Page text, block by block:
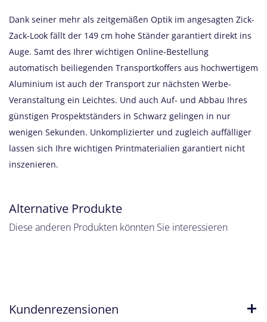
Dank seiner mehr als zeitgemäßen Optik im angesagten Zick-
Zack-Look fällt der 149 cm hohe Ständer garantiert direkt ins
Auge. Samt des Ihrer wichtigen Online-Bestellung
automatisch beiliegenden Transportkoffers aus hochwertigem
Aluminium ist auch der Transport zur nächsten Werbe-
Veranstaltung ein Leichtes. Und auch Auf- und Abbau Ihres
günstigen Prospektständers in Schwarz gelingen in nur
wenigen Sekunden. Unkomplizierter und zugleich auffälliger
lassen sich Ihre wichtigen Printmaterialien garantiert nicht
inszenieren.
Alternative Produkte
Diese anderen Produkten könnten Sie interessieren
Kundenrezensionen